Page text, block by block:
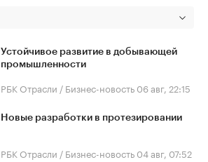
Устойчивое развитие в добывающей
промышленности
РБК Отрасли / Бизнес-новость 06 авг, 22:15
Новые разработки в протезировании
РБК Отрасли / Бизнес-новость 04 авг, 07:52